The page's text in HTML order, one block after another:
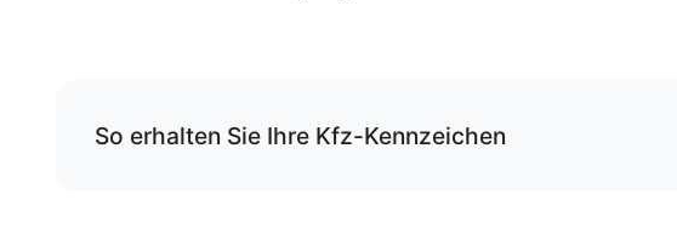
So erhalten Sie Ihre Kfz-Kennzeichen